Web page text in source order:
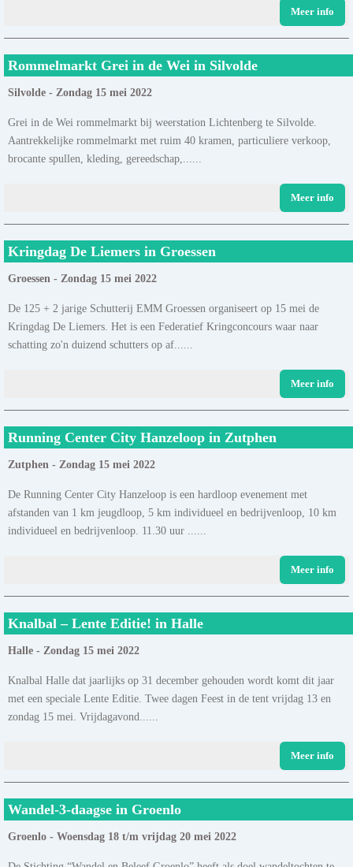
Meer info
Rommelmarkt Grei in de Wei in Silvolde
Silvolde - Zondag 15 mei 2022
Grei in de Wei rommelmarkt bij weerstation Lichtenberg te Silvolde.
Aantrekkelijke rommelmarkt met ruim 40 kramen, particuliere verkoop,
brocante spullen, kleding, gereedschap,......
Meer info
Kringdag De Liemers in Groessen
Groessen - Zondag 15 mei 2022
De 125 + 2 jarige Schutterij EMM Groessen organiseert op 15 mei de
Kringdag De Liemers. Het is een Federatief Kringconcours waar naar
schatting zo'n duizend schutters op af......
Meer info
Running Center City Hanzeloop in Zutphen
Zutphen - Zondag 15 mei 2022
De Running Center City Hanzeloop is een hardloop evenement met
afstanden van 1 km jeugdloop, 5 km individueel en bedrijvenloop, 10 km
individueel en bedrijvenloop. 11.30 uur ......
Meer info
Knalbal – Lente Editie! in Halle
Halle - Zondag 15 mei 2022
Knalbal Halle dat jaarlijks op 31 december gehouden wordt komt dit jaar
met een speciale Lente Editie. Twee dagen Feest in de tent vrijdag 13 en
zondag 15 mei. Vrijdagavond......
Meer info
Wandel-3-daagse in Groenlo
Groenlo - Woensdag 18 t/m vrijdag 20 mei 2022